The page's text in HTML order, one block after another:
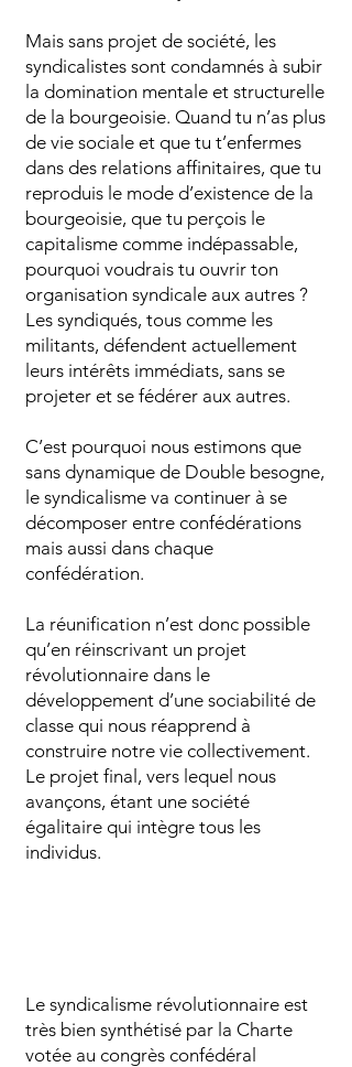
Mais sans projet de société, les
syndicalistes sont condamnés à subir
la domination mentale et structurelle
de la bourgeoisie. Quand tu n’as plus
de vie sociale et que tu t’enfermes
dans des relations affinitaires, que tu
reproduis le mode d’existence de la
bourgeoisie, que tu perçois le
capitalisme comme indépassable,
pourquoi voudrais tu ouvrir ton
organisation syndicale aux autres ?
Les syndiqués, tous comme les
militants, défendent actuellement
leurs intérêts immédiats, sans se
projeter et se fédérer aux autres.
C’est pourquoi nous estimons que
sans dynamique de Double besogne,
le syndicalisme va continuer à se
décomposer entre confédérations
mais aussi dans chaque
confédération.
La réunification n’est donc possible
qu’en réinscrivant un projet
révolutionnaire dans le
développement d’une sociabilité de
classe qui nous réapprend à
construire notre vie collectivement.
Le projet final, vers lequel nous
avançons, étant une société
égalitaire qui intègre tous les
individus.
Le syndicalisme révolutionnaire est
très bien synthétisé par la Charte
votée au congrès confédéral